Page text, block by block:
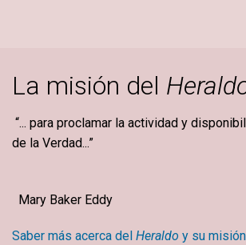
La misión del
“... para proclamar la actividad y
de la Verdad...”
Mary Baker Eddy
Saber más acerca del Heraldo y su